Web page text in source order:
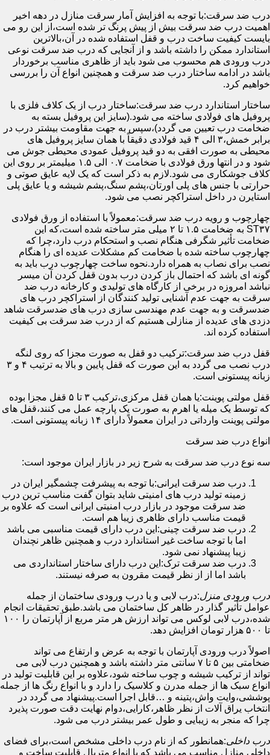
درب ضد سرقت:با توجه به افزایش آمار سرقت منازل در دهه اخیر
اهمیت درب ضد سرقت بیش از پیش پرنگ تر شده است،از این رو می
بایست کیفیت ساخت درب و قفل استفاده شده در آن،بالاترین
استاندارد ممکن را داشته باشد و از آنجایی که درب ضد سرقت نوعی
درب ورودی هم محسوب می شود باید از ظاهری مناسب برخوردار
باشد در ادامه ساختار درب ضد سرقت و همچنین انواع آن را بررسی
خواهیم کرد.
ساختار استاندارد درب ضد سرقت:ساختار درب از یک کلاف فلزی با
پروفیل های فولادی ساخته می شود.(سایز این پروفیل بسته به
ضخامت درب تعیین می گردد)،سپس به جهت مقاومت بیشتر درب در
برابر خمش،۳ الی ۴ قید فولادی دقیقاً با همان سایز پروفیل های
محیطی به صورت افقی به دو قید پروفیل عمودی محیطی جوش می
شود و در انتها ورق فولادی با ضخامت ۰.۷ الی ۱.۵ میلیمتر بر روی این
کلاف جوشکاری می شود.لازم به ذکر است که یک لایه عایق صوتی و
حرارتی با جنس های پلی اورتان،پشم سنگ،پشم شیشه و یا عایق پلی
استایرن در داخل استراکچر نصب می شود.
چهارچوب و رویه درب ضد سرقت:معمولاً با استفاده از ورق فولادی
ST۳۷ به ضخامت ۱.۵ تا ۲ میلی متر ساخته شده است،که این
ضخامت تأثیر شگرفی هنگام نصب و استحکام درب دارد،چرا که
چهارچوب ساخته شده با ضخامت کم مشکلات عدیده ای را هنگام
نصب برای نصاب به همراه دارد.نحوه ساخت چهارچوب درب باید به
گونه ای باشد که احتمال باز کردن درب بدون قفل کردن آن میسر
نباشد امروزه در برخی از کارگاه های تولیدی و کارخانه درب ضد
سرقت به جهت عدم آشنایی تولید کنندگان از استراکچر درب های
ضدسرقت و به جهت عدم مهندسی سازی درب های ضدسرقت شاهد
دزدی های عدیده از منازلی هستیم که از درب ضد سرقت بی کیفیت
استفاده کرده اند.
قفل درب ضد سرقت:ترکیب دو قفل به صورت مجزا که روی لنگه
درب نصب می گردد به این صورت که قفل پایین و بالا به ترتیب ۴ و ۳
زبانه پیستونی است.
قفل مولتی پوینت:یا همان قفل مرکزی،ترکیب ۳ تا ۵ قفل مجزا بوده
که توسط یک میله یا اهرم به صورت یک پارچه عمل می کنند،قفل های
مولتی پوینت وارداتی در ایران معمولاً دارای ۱۴ زبانه پیستونی است.
انواع درب ضد سرقت
سه نوع درب ضد سرقت به شرح زیر در بازار ایران موجود است:
درب ضد سرقت ایرانی:با توجه به پیشرفت چشمگیر ایران در
زمینه تولید درب های امنیتی شاید بتوان گفت مناسب ترین درب
ضد سرقت موجود در بازار درب امنیتی ایرانی است که علاوه بر
قیمت مناسب دارای ظاهری زیبا هم است.
درب ضد سرقت چینی:این درب دارای قیمت مناسبی می باشد
اما با توجه ساخت غیر استاندارد درب و همچنین ظاهر نچندان
زیبا پیشنهاد نمی شود.
درب ضد سرقت ترک:این درب دارای ساختار استانداردی می
باشد اما از از نظر قیمت مقرون به صرفه نیستند.
درب ورودی منزل:درب لابی و یا درب ورودی ساختمان از جمله
عوامل تأثیر گذار در ظاهر کل ساختمان می باشد.طبق تحقیقات انجام
شده،درب لابی لوکس می تواند ارزش هر متر مربع از آپارتمان را ۱۰۰
تا ۵۰۰ هزار تومان افزایش دهد.
اصولاً درب ورودی آپارتمان با توجه به عرض و ارتفاع می تواند
ضخامتی بین ۵ تا ۷ سانتی متر داشته باشد و همچنین درب لابی می
تواند از ترکیب شیشه و چوب ساخته شود،علاوه بر این قابلیت تولید در
انواع سبک ها از جمله مدرن و کلاسیک را دارد و با انواع رنگ ها از جمله
پوششی،وایت واش،پتینه و …قابل اجرا است.پیشنهاد می گردد در
انتخاب یراق آلات از نظر ظاهر،کارایی،دوام نهایت دقت صورت پذیرد
چرا که منجر به زیبایی و طول عمر بیشتر درب می شود.
درب داخلی:همانطور که از نام درب داخلی مشخص است،برای فضای
داخلی منازل مناسب می باشد که با انواع متریال قابلیت ساخت و